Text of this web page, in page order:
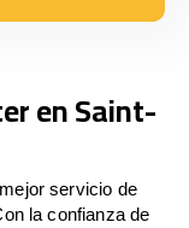
en Saint-
servicio de
la confianza de